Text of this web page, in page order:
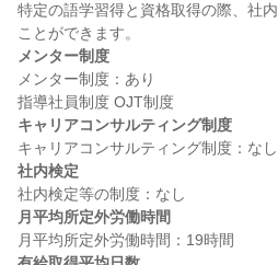
特定の語学習得と資格取得の際、社
メンター制度
メンター制度：あり
キャリアコンサルティング制度
社内検定
月平均所定外労働時間